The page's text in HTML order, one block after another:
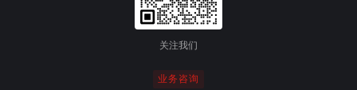
业务咨询
关注我们